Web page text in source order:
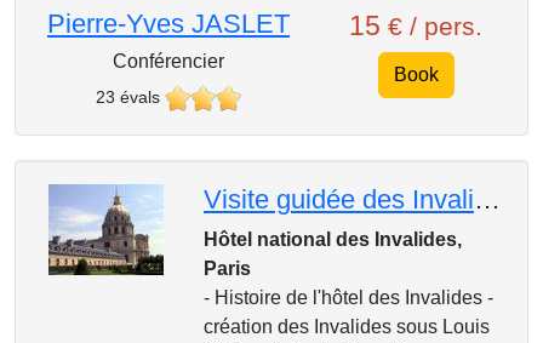
Pierre-Yves JASLET
Conférencier
23 évals
15 € / pers.
Book
Visite guidée des Invalides
Hôtel national des Invalides,
Paris
- Histoire de l'hôtel des Invalides -
création des Invalides sous Louis